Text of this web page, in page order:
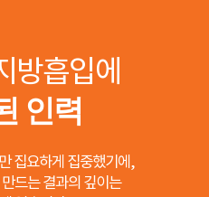
방흡입에
인력
집요하게 집중했기에,
드는 결과의 깊이는